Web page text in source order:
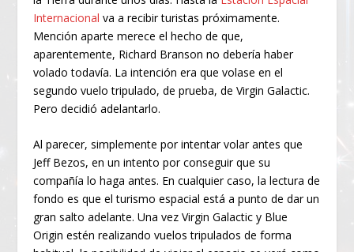
Internacional va a recibir turistas próximamente.
Mención aparte merece el hecho de que,
aparentemente, Richard Branson no debería haber
volado todavía. La intención era que volase en el
segundo vuelo tripulado, de prueba, de Virgin Galactic.
Pero decidió adelantarlo.
Al parecer, simplemente por intentar volar antes que
Jeff Bezos, en un intento por conseguir que su
compañía lo haga antes. En cualquier caso, la lectura de
fondo es que el turismo espacial está a punto de dar un
gran salto adelante. Una vez Virgin Galactic y Blue
Origin estén realizando vuelos tripulados de forma